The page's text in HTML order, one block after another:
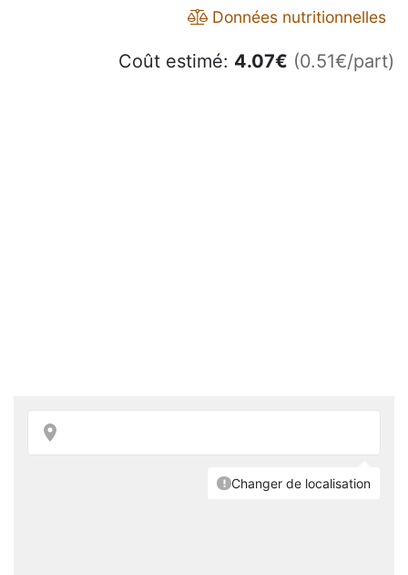
Données nutritionnelles
Coût estimé: 4.07€ (0.51€/part)